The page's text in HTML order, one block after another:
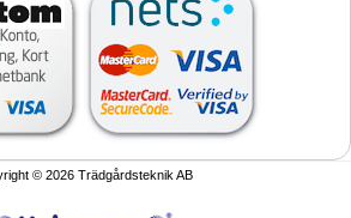
© 2026 Trädgårdsteknik AB